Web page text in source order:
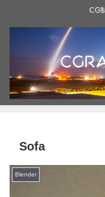
CG
Sofa
Blender